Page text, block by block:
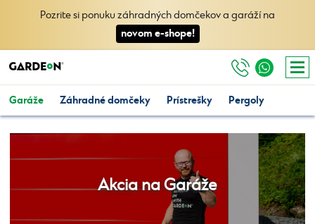
Pozrite si ponuku záhradných domčekov a garáží na
novom e-shope!
Garáže Záhradné domčeky Prístrešky Pergoly
Akcia na Garáže